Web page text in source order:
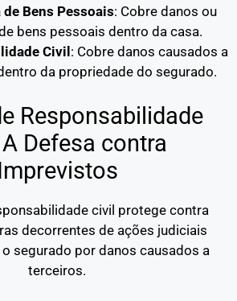
Bens Pessoais: Cobre danos ou
bens pessoais dentro da casa.
Civil: Cobre danos causados a
da propriedade do segurado.
Responsabilidade
Defesa contra
civil protege contra
decorrentes de ações judiciais
segurado por danos causados a
terceiros.